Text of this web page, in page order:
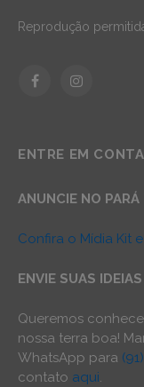
Reprodução
FacebookInstagram
ENTRE EM
ANUNCIE NO
Confira o Mídia Kit
ENVIE SUAS IDEIAS
Queremos
nossa terra boa!
WhatsApp para
contato aqui.